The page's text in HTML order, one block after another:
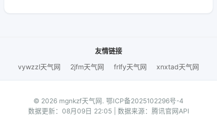
友情链接
vywzzl天气网
2jfm天气网 frlfy天气网 xnxtad天气网
© 2026 mgnkzf天气网. 鄂ICP备2025102296号-4
数据更新：08月09日 22:05 | 数据来源：腾讯官网API